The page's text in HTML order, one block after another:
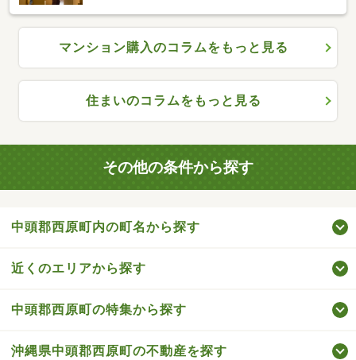
マンション購入のコラムをもっと見る
住まいのコラムをもっと見る
その他の条件から探す
中頭郡西原町内の町名から探す
近くのエリアから探す
中頭郡西原町の特集から探す
沖縄県中頭郡西原町の不動産を探す